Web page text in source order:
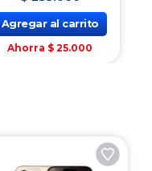
Agregar al carrito
Ahorra $ 25.000